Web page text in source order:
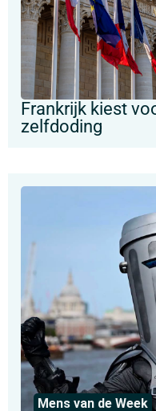
Frankrijk kiest
zelfdoding
Mens van de Week